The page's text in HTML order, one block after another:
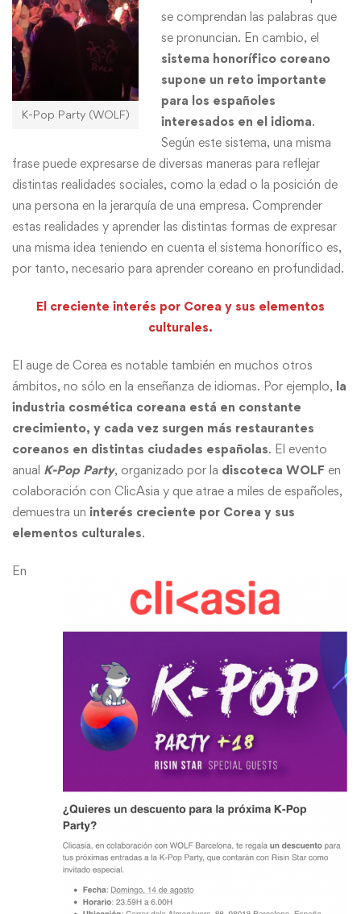
K-Pop Party (WOLF)
se comprendan las palabras que
se pronuncian. En cambio, el
sistema honorífico coreano
supone un reto importante
para los españoles
interesados en el idioma.
Según este sistema, una misma
frase puede expresarse de diversas maneras para reflejar
distintas realidades sociales, como la edad o la posición de
una persona en la jerarquía de una empresa. Comprender
estas realidades y aprender las distintas formas de expresar
una misma idea teniendo en cuenta el sistema honorífico es,
por tanto, necesario para aprender coreano en profundidad.
El creciente interés por Corea y sus elementos
culturales.
El auge de Corea es notable también en muchos otros
ámbitos, no sólo en la enseñanza de idiomas. Por ejemplo, la
industria cosmética coreana está en constante
crecimiento, y cada vez surgen más restaurantes
coreanos en distintas ciudades españolas. El evento
anual K-Pop Party, organizado por la discoteca WOLF en
colaboración con ClicAsia y que atrae a miles de españoles,
demuestra un interés creciente por Corea y sus
elementos culturales.
En